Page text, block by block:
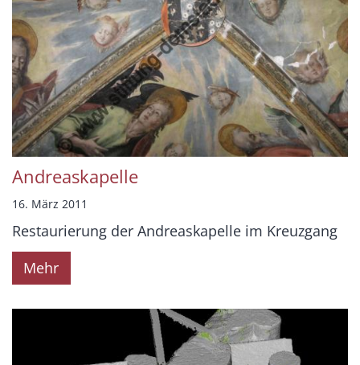
Andreaskapelle
16. März 2011
Restaurierung der Andreaskapelle im Kreuzgang
Mehr